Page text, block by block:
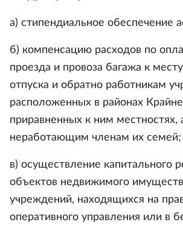
а) стипендиальное обеспечение
б) компенсацию расходов по
проезда и провоза багажа к
отпуска и обратно работникам
расположенных в районах
приравненных к ним местностях,
неработающим членам их семей;
в) осуществление капитального
объектов недвижимого
учреждений, находящихся на
оперативного управления или в